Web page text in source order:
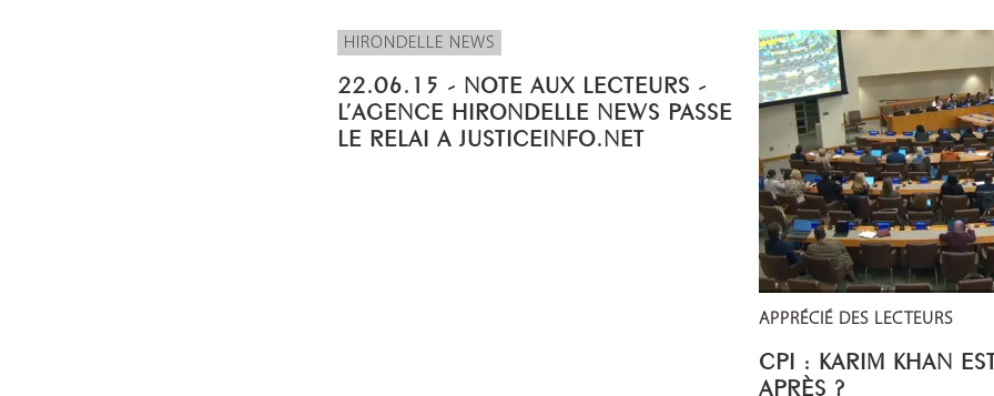
HIRONDELLE NEWS
22.06.15 - NOTE AUX LECTEURS -
L’AGENCE HIRONDELLE NEWS PASSE
LE RELAI A JUSTICEINFO.NET
APPRÉCIÉ DES LECTEURS
CPI : KARIM KHAN
APRÈS ?